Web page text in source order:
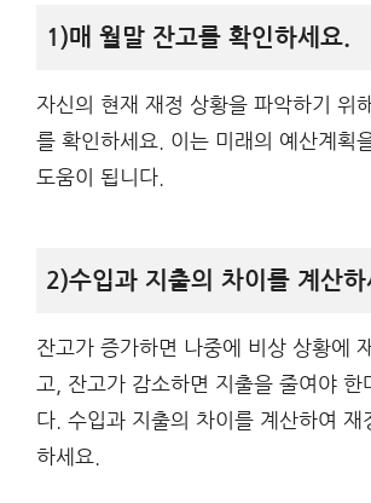
1)매 월말 잔고를 확인하세요.
자신의 현재 재정 상황을 파악하기 위
를 확인하세요. 이는 미래의 예산계획
도움이 됩니다.
2)수입과 지출의 차이를 계산하
잔고가 증가하면 나중에 비상 상황에
고, 잔고가 감소하면 지출을 줄여야 한
다. 수입과 지출의 차이를 계산하여 재
하세요.